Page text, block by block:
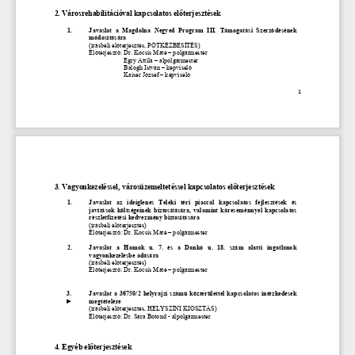
2. Városrehabilitációval kapcsolatos előterjesztések
1.
Javaslat  a  Magdolna  Negyed  Program  III.  Támogatási  Szerződésének
módosítására
(írásbeli előterjesztés, PÓTKÉZBESÍTÉS)
Előterjesztő: Dr. Kocsis Máté – polgármester
Egry Attila – alpolgármester
Balogh István – képviselő
Kaiser József – képviselő
1
3. Vagyonkezeléssel, városüzemeltetéssel kapcsolatos előterjesztések
1.
Javaslat   az   ideiglenes   Teleki   téri   piaccal   kapcsolatos   fejlesztések   és
javítások költségeinek biztosítására, valamint káreseménnyel kapcsolatos
részletfizetési kedvezmény biztosítására
(írásbeli előterjesztés)
Előterjesztő: Dr. Kocsis Máté – polgármester
2.
Javaslat   a   Homok   u.   7.   és   a   Dankó   u.   18.   szám   alatti   ingatlanok
vagyonkezelésbe adására
(írásbeli előterjesztés)
Előterjesztő: Dr. Kocsis Máté – polgármester
3.
►
Javaslat a 36750/2 helyrajzi számú közterülettel kapcsolatos intézkedések
megtételére
(írásbeli előterjesztés, HELYSZÍNI KIOSZTÁS)
Előterjesztő: Dr. Sára Botond - alpolgármester
4. Egyéb előterjesztések